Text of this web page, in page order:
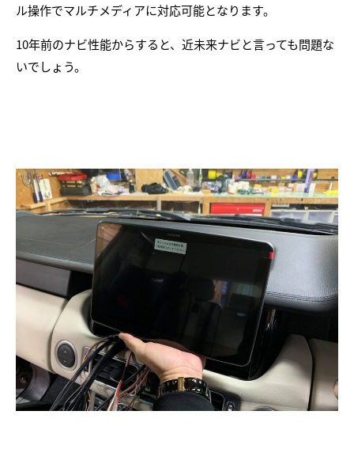
ル操作でマルチメディアに対応可能となります。
10年前のナビ性能からすると、近未来ナビと言っても問題な
いでしょう。